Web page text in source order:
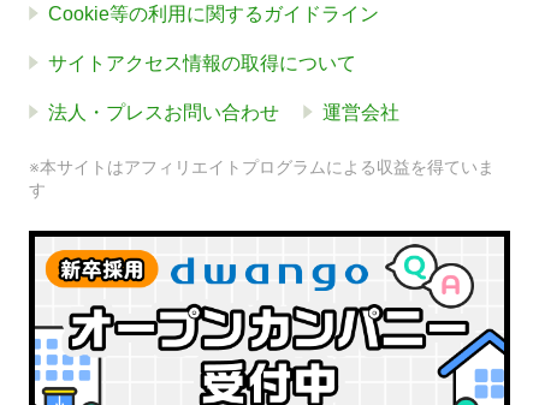
Cookie等の利用に関するガイドライン
サイトアクセス情報の取得について
法人・プレスお問い合わせ 運営会社
※本サイトはアフィリエイトプログラムによる収益を得ていま
す